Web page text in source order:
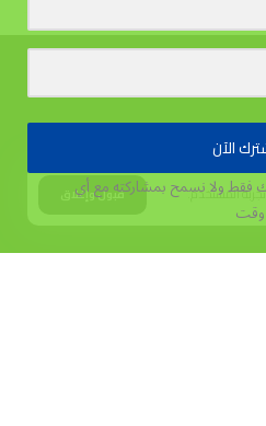
المستخدم. قبول وإغلاق
الآن
فقط ولا نسمح بمشاركته مع أي
وقت